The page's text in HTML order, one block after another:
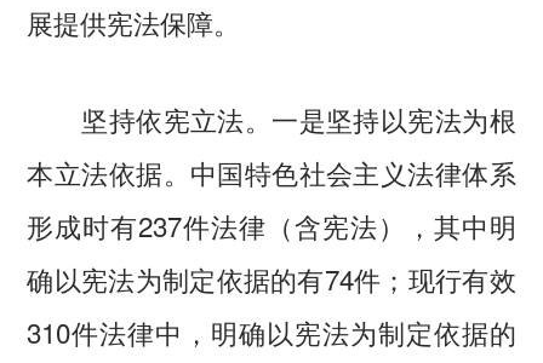
展提供宪法保障。
坚持依宪立法。一是坚持以宪法为根
本立法依据。中国特色社会主义法律体系
形成时有237件法律（含宪法），其中明
确以宪法为制定依据的有74件；现行有效
310件法律中，明确以宪法为制定依据的